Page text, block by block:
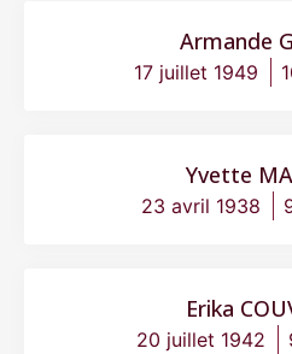
Armande
17 juillet 1949
Yvette
23 avril 1938
Erika
20 juillet 1942